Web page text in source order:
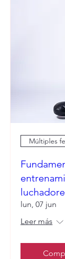
Múltiples
lun, 07 jun
Leer más